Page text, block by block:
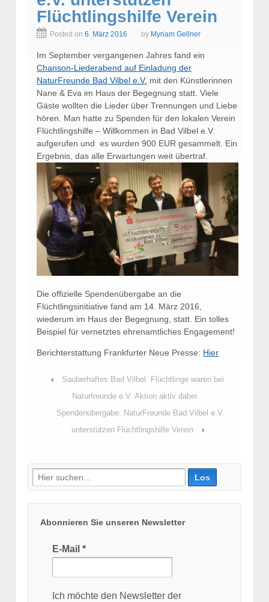
Flüchtlingshilfe Verein
Posted on 6. März 2016 by Myriam Gellner
Im September vergangenen Jahres fand ein
Chanson-Liederabend auf Einladung der
NaturFreunde Bad Vilbel e.V. mit den Künstlerinnen
Nane & Eva im Haus der Begegnung statt. Viele
Gäste wollten die Lieder über Trennungen und Liebe
hören. Man hatte zu Spenden für den lokalen Verein
Flüchtlingshilfe – Willkommen in Bad Vilbel e.V.
aufgerufen und es wurden 900 EUR gesammelt. Ein
Ergebnis, das alle Erwartungen weit übertraf.
Die offizielle Spendenübergabe an die
Flüchtlingsinitiative fand am 14. März 2016,
wiederum im Haus der Begegnung, statt. Ein tolles
Beispiel für vernetztes ehrenamtliches Engagement!
Berichterstattung Frankfurter Neue Presse: Hier
‹
Sauberhaftes Bad Vilbel: Flüchtlinge waren bei
Naturfreunde e.V. Aktion aktiv dabei
Spendenübergabe: NaturFreunde Bad Vilbel e.V.
unterstützen Flüchtlingshilfe Verein
›
Suche
nach:
Abonnieren Sie unseren Newsletter
E-Mail *
Ich möchte den Newsletter der